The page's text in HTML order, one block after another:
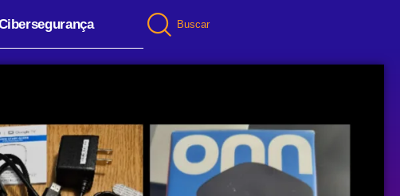
Buscar